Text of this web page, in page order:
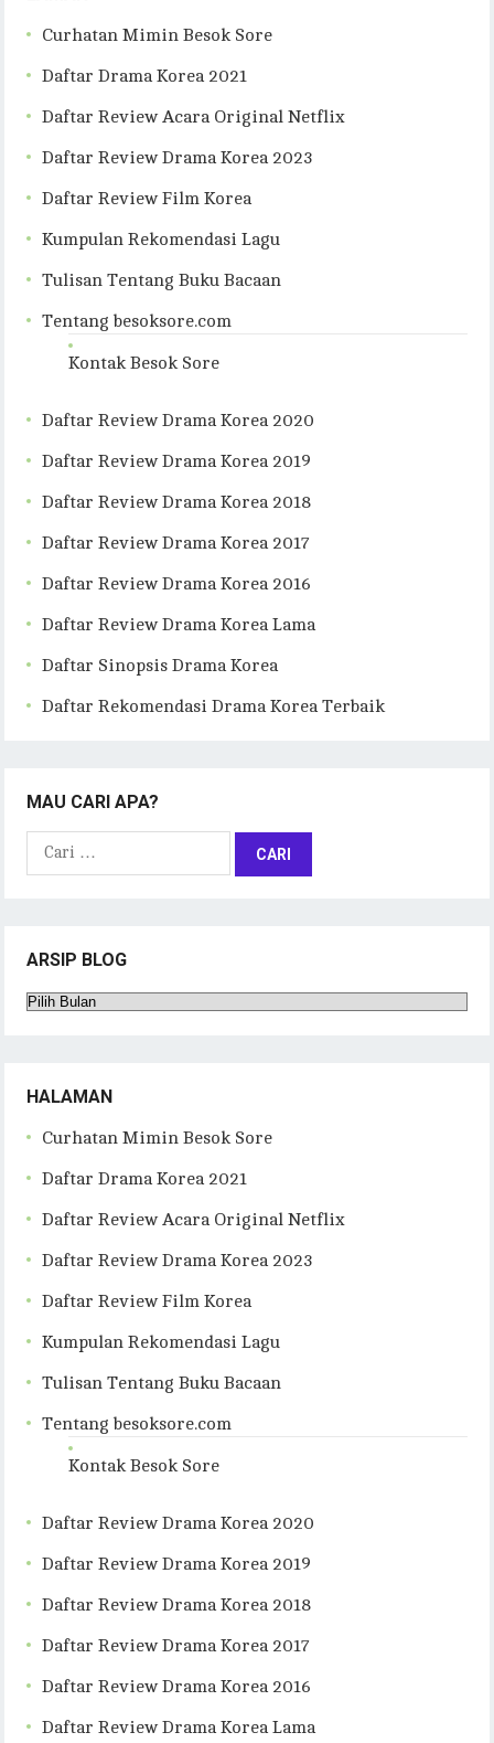
Curhatan Mimin Besok Sore
Daftar Drama Korea 2021
Daftar Review Acara Original Netflix
Daftar Review Drama Korea 2023
Daftar Review Film Korea
Kumpulan Rekomendasi Lagu
Tulisan Tentang Buku Bacaan
Tentang besoksore.com
Kontak Besok Sore
Daftar Review Drama Korea 2020
Daftar Review Drama Korea 2019
Daftar Review Drama Korea 2018
Daftar Review Drama Korea 2017
Daftar Review Drama Korea 2016
Daftar Review Drama Korea Lama
Daftar Sinopsis Drama Korea
Daftar Rekomendasi Drama Korea Terbaik
MAU CARI APA?
Cari
ARSIP BLOG
Arsip
HALAMAN
Curhatan Mimin Besok Sore
Daftar Drama Korea 2021
Daftar Review Acara Original Netflix
Daftar Review Drama Korea 2023
Daftar Review Film Korea
Kumpulan Rekomendasi Lagu
Tulisan Tentang Buku Bacaan
Tentang besoksore.com
Kontak Besok Sore
Daftar Review Drama Korea 2020
Daftar Review Drama Korea 2019
Daftar Review Drama Korea 2018
Daftar Review Drama Korea 2017
Daftar Review Drama Korea 2016
Daftar Review Drama Korea Lama